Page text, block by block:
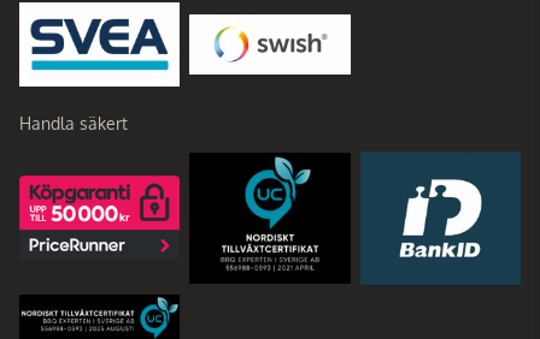
Handla säkert